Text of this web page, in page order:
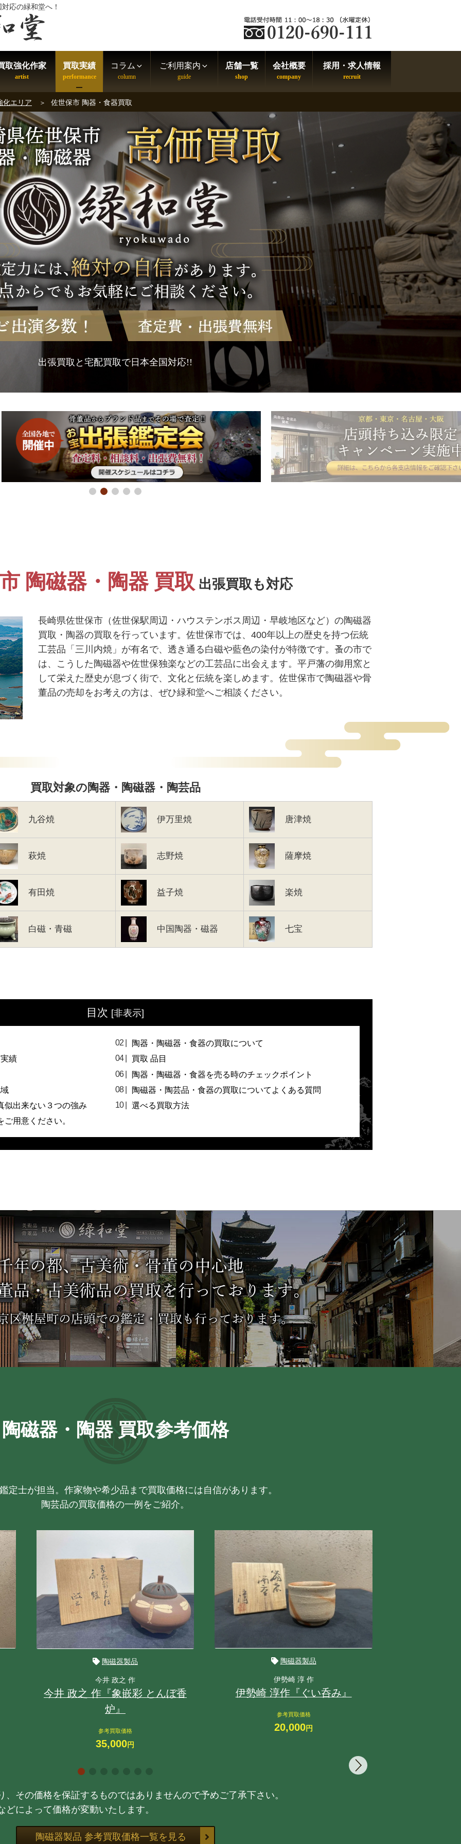
応の緑和堂へ！
取強化作家 買取実績 コラム ご利用案内 店舗一覧 会社概要 採用・求人情報
化エリア 佐世保市 陶器・食器買取
出張買取と宅配買取で日本全国対応!!
陶磁器・陶器 買取 出張買取も対応
長崎県佐世保市（佐世保駅周辺・ハウステンボス周辺・早岐地区など）の陶磁器
買取・陶器の買取を行っています。佐世保市では、400年以上の歴史を持つ伝統
工芸品「三川内焼」が有名で、透き通る白磁や藍色の染付が特徴です。蚤の市で
は、こうした陶磁器や佐世保独楽などの工芸品に出会えます。平戸藩の御用窯と
して栄えた歴史が息づく街で、文化と伝統を楽しめます。佐世保市で陶磁器や骨
董品の売却をお考えの方は、ぜひ緑和堂へご相談ください。
買取対象の陶器・陶磁器・陶芸品
九谷焼 伊万里焼 唐津焼
萩焼 志野焼 薩摩焼
有田焼 益子焼 楽焼
白磁・青磁 中国陶器・磁器 七宝
目次 [非表示]
陶器・陶磁器・食器の買取について
績
買取 品目
陶器・陶磁器・食器を売る時のチェックポイント
陶磁器・陶芸品・食器の買取についてよくある質問
似出来ない３つの強み
選べる買取方法
用意ください。
陶磁器・陶器 買取参考価格
定士が担当。作家物や希少品まで買取価格には自信があります。
陶芸品の買取価格の一例をご紹介。
陶磁器製品
今井 政之 作
今井 政之 作『象嵌彩 とんぼ香
炉』
参考買取価格
35,000円
陶磁器製品
伊勢崎 淳 作
伊勢崎 淳作『ぐい呑み』
参考買取価格
20,000円
その価格を保証するものではありませんので予めご了承下さい。
によって価格が変動いたします。
陶磁器製品 参考買取価格一覧を見る